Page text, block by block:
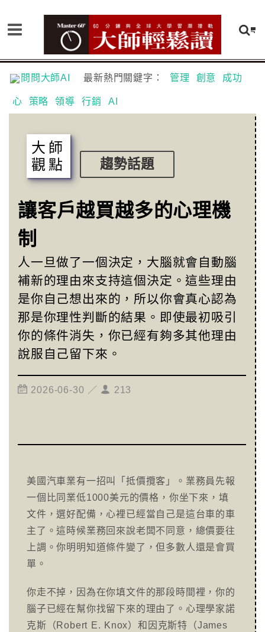
問問大師AI 最新熱門關鍵字： 管理 創意 成功
心 策略 領導 行銷 AI
大師
觀點
趨勢話題
讓客戶越買越多的心理機
制
人一旦做了一個決定，大腦就會自動腦
補新的理由來支持這個決定。這些理由
是你自己想出來的，所以你會真心認為
那是你理性判斷的結果。即使最初吸引
你的條件消失，你已經有夠多其他理由
說服自己留下來。
2026-06-30 ／ 213
美國汽車業有一招叫「抵價攬客」。業務員先報
一個比同業低1000美元的價格，你坐下來，填
文件，選好配備，心裡已經當自己是這台車的車
主了。這時候業務回來說老闆不同意，總價要往
上調。你明明知道條件變了，但多數人還是會買
單。
你走不掉，因為在你填文件的那段時間裡，你的
腦子已經在幫你找留下來的理由了。心理學家諾
克斯（Robert E. Knox）和因克斯特（James